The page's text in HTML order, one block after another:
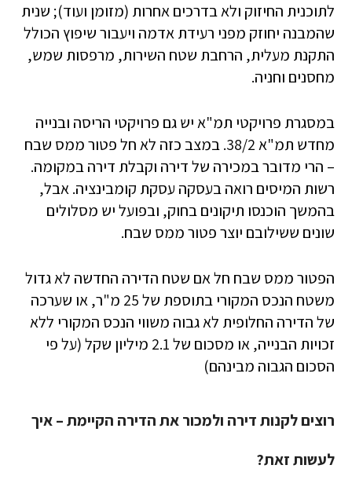
לתוכנית החיזוק ולא בדרכים אחרות (מזומן ועוד); שנית
שהמבנה יחוזק מפני רעידת אדמה ויעבור שיפוץ הכולל
התקנת מעלית, הרחבת שטח השירות, מרפסות שמש,
מחסנים וחניה.
במסגרת פרויקטי תמ"א יש גם פרויקטי הריסה ובנייה
מחדש תמ"א 38/2. במצב כזה לא חל פטור ממס שבח
– הרי מדובר במכירה של דירה וקבלת דירה במקומה.
רשות המיסים רואה בעסקה עסקת קומבינציה. אבל,
בהמשך הוכנסו תיקונים בחוק, ובפועל יש מסלולים
שונים ששילובם יוצר פטור ממס שבח.
הפטור ממס שבח חל אם שטח הדירה החדשה לא גדול
משטח הנכס המקורי בתוספת של 25 מ"ר, או שערכה
של הדירה החלופית לא גבוה משווי הנכס המקורי ללא
זכויות הבנייה, או מסכום של 2.1 מיליון שקל (על פי
הסכום הגבוה מבינהם)
רוצים לקנות דירה ולמכור את הדירה הקיימת – איך
לעשות זאת?